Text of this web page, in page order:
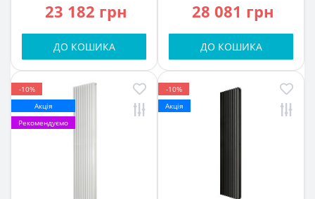
23 182 грн
ДО КОШИКА
28 081 грн
ДО КОШИКА
-10%
Акція
Рекомендуємо
-10%
Акція